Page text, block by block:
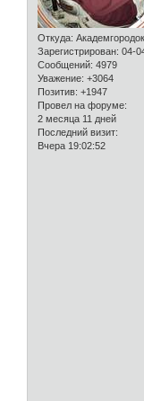
Откуда: Академгородок
Зарегистрирован: 04-
Сообщений: 4979
Уважение: +3064
Позитив: +1947
Провел на форуме:
2 месяца 11 дней
Последний визит:
Вчера 19:02:52